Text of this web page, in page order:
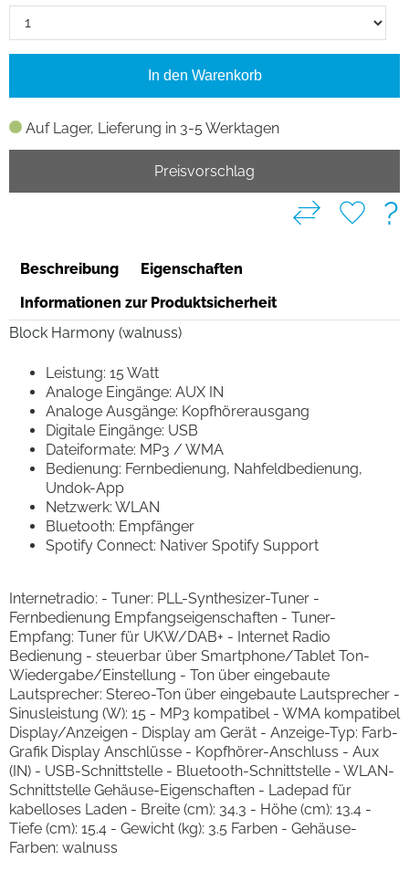
Auf Lager, Lieferung in 3-5 Werktagen
In den Warenkorb
Preisvorschlag
?
Beschreibung
Eigenschaften
Informationen zur Produktsicherheit
Block Harmony (walnuss)
Leistung: 15 Watt
Analoge Eingänge: AUX IN
Analoge Ausgänge: Kopfhörerausgang
Digitale Eingänge: USB
Dateiformate: MP3 / WMA
Bedienung: Fernbedienung, Nahfeldbedienung,
Undok-App
Netzwerk: WLAN
Bluetooth: Empfänger
Spotify Connect: Nativer Spotify Support
Internetradio: - Tuner: PLL-Synthesizer-Tuner -
Fernbedienung Empfangseigenschaften - Tuner-
Empfang: Tuner für UKW/DAB+ - Internet Radio
Bedienung - steuerbar über Smartphone/Tablet Ton-
Wiedergabe/Einstellung - Ton über eingebaute
Lautsprecher: Stereo-Ton über eingebaute Lautsprecher -
Sinusleistung (W): 15 - MP3 kompatibel - WMA kompatibel
Display/Anzeigen - Display am Gerät - Anzeige-Typ: Farb-
Grafik Display Anschlüsse - Kopfhörer-Anschluss - Aux
(IN) - USB-Schnittstelle - Bluetooth-Schnittstelle - WLAN-
Schnittstelle Gehäuse-Eigenschaften - Ladepad für
kabelloses Laden - Breite (cm): 34.3 - Höhe (cm): 13.4 -
Tiefe (cm): 15.4 - Gewicht (kg): 3.5 Farben - Gehäuse-
Farben: walnuss